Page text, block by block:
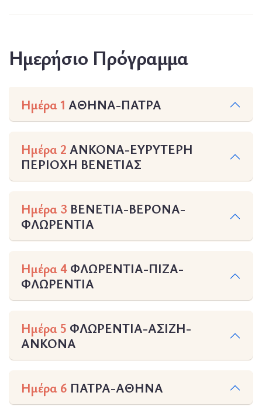
Ημερήσιο Πρόγραμμα
Ημέρα 1 ΑΘΗΝΑ-ΠΑΤΡΑ
Ημέρα 2 ΑΝΚΟΝΑ-ΕΥΡΥΤΕΡΗ
ΠΕΡΙΟΧΗ ΒΕΝΕΤΙΑΣ
Ημέρα 3 ΒΕΝΕΤΙΑ-ΒΕΡΟΝΑ-
ΦΛΩΡΕΝΤΙΑ
Ημέρα 4 ΦΛΩΡΕΝΤΙΑ-ΠΙΖΑ-
ΦΛΩΡΕΝΤΙΑ
Ημέρα 5 ΦΛΩΡΕΝΤΙΑ-ΑΣΙΖΗ-
ΑΝΚΟΝΑ
Ημέρα 6 ΠΑΤΡΑ-ΑΘΗΝΑ